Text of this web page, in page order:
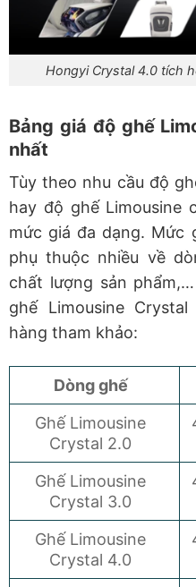
Hongyi Crystal 4.0 tích
Bảng giá độ ghế
nhất
Tùy theo nhu cầu độ
hay độ ghế Limousine
mức giá đa dạng. Mức
phụ thuộc nhiều về
chất lượng sản phẩm,…
ghế Limousine
hàng tham khảo:
Dòng ghế
Ghế Limousine
Crystal 2.0
Ghế Limousine
Crystal 3.0
Ghế Limousine
Crystal 4.0